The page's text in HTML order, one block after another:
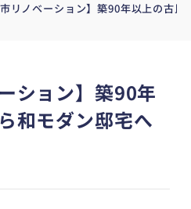
市リノベーション】築90年以上の古
ション】築90年
和モダン邸宅へ